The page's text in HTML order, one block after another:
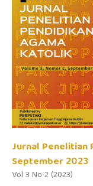
Jurnal Penelitian
September 2023
Vol 3 No 2 (2023)